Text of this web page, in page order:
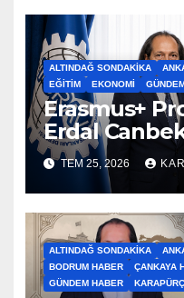
ALTINDAĞ SONDAKIKA
EĞITIM
EKONOMI
Erasmus+
Erdal
Ziyaret…2026
TEM 25, 2026
ALTINDAĞ SONDAKIKA
BODRUM HABER
ÇANKAYA
GÜNDEM HABER